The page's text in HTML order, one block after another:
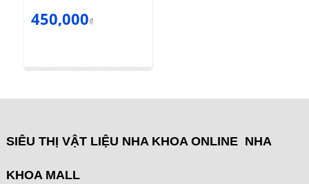
450,000₫
SIÊU THỊ VẬT LIỆU NHA KHOA ONLINE NHA
KHOA MALL